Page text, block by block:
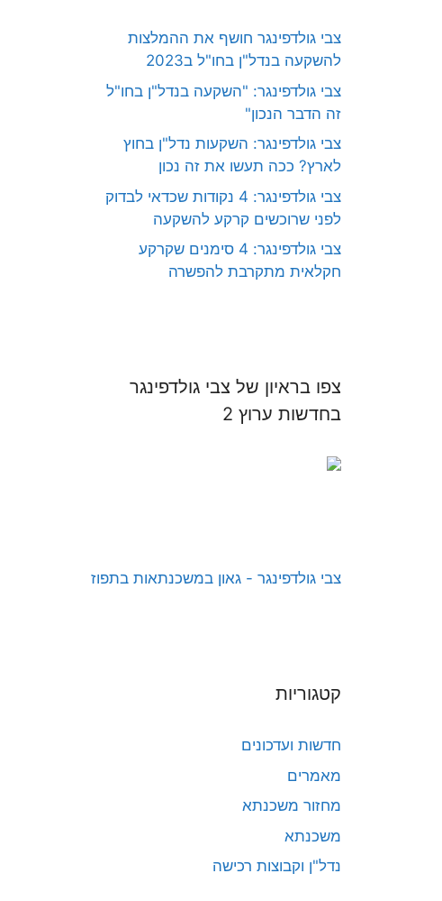
צבי גולדפינגר חושף את ההמלצות
להשקעה בנדל"ן בחו"ל ב2023
צבי גולדפינגר: "השקעה בנדל"ן בחו"ל
זה הדבר הנכון"
צבי גולדפינגר: השקעות נדל"ן בחוץ
לארץ? ככה תעשו את זה נכון
צבי גולדפינגר: 4 נקודות שכדאי לבדוק
לפני שרוכשים קרקע להשקעה
צבי גולדפינגר: 4 סימנים שקרקע
חקלאית מתקרבת להפשרה
צפו בראיון של צבי גולדפינגר
בחדשות ערוץ 2
צבי גולדפינגר - גאון במשכנתאות בתפוז
קטגוריות
חדשות ועדכונים
מאמרים
מחזור משכנתא
משכנתא
נדל"ן וקבוצות רכישה